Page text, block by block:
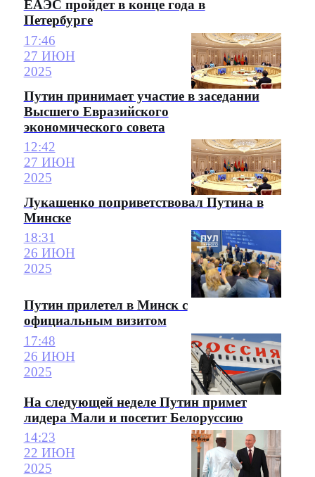
ЕАЭС пройдет в конце года в
Петербурге
17:46
27 ИЮН
2025
Путин принимает участие в заседании
Высшего Евразийского
экономического совета
12:42
27 ИЮН
2025
Лукашенко поприветствовал Путина в
Минске
18:31
26 ИЮН
2025
Путин прилетел в Минск с
официальным визитом
17:48
26 ИЮН
2025
На следующей неделе Путин примет
лидера Мали и посетит Белоруссию
14:23
22 ИЮН
2025